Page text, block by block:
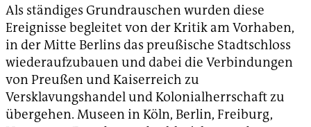
Als ständiges Grundrauschen wurden diese
Ereignisse begleitet von der Kritik am Vorhaben,
in der Mitte Berlins das preußische Stadtschloss
wiederaufzubauen und dabei die Verbindungen
von Preußen und Kaiserreich zu
Versklavungshandel und Kolonialherrschaft zu
übergehen. Museen in Köln, Berlin, Freiburg,